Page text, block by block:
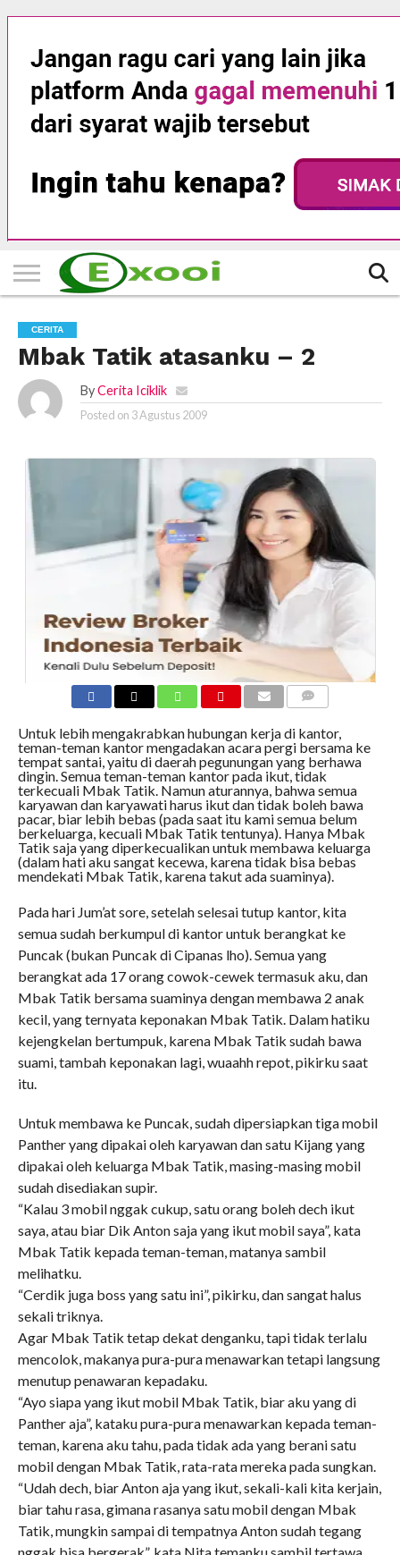
HOME
BERITA
BIODATA
CERITA
CERPEN
EKSKLUSIF
CERITA
Mbak Tatik atasanku – 2
By Cerita Iciklik
Posted on 3 Agustus 2009
Untuk lebih mengakrabkan hubungan kerja di kantor,
teman-teman kantor mengadakan acara pergi bersama ke
tempat santai, yaitu di daerah pegunungan yang berhawa
dingin. Semua teman-teman kantor pada ikut, tidak
terkecuali Mbak Tatik. Namun aturannya, bahwa semua
karyawan dan karyawati harus ikut dan tidak boleh bawa
pacar, biar lebih bebas (pada saat itu kami semua belum
berkeluarga, kecuali Mbak Tatik tentunya). Hanya Mbak
Tatik saja yang diperkecualikan untuk membawa keluarga
(dalam hati aku sangat kecewa, karena tidak bisa bebas
mendekati Mbak Tatik, karena takut ada suaminya).
Pada hari Jum’at sore, setelah selesai tutup kantor, kita
semua sudah berkumpul di kantor untuk berangkat ke
Puncak (bukan Puncak di Cipanas lho). Semua yang
berangkat ada 17 orang cowok-cewek termasuk aku, dan
Mbak Tatik bersama suaminya dengan membawa 2 anak
kecil, yang ternyata keponakan Mbak Tatik. Dalam hatiku
kejengkelan bertumpuk, karena Mbak Tatik sudah bawa
suami, tambah keponakan lagi, wuaahh repot, pikirku saat
itu.
Untuk membawa ke Puncak, sudah dipersiapkan tiga mobil
Panther yang dipakai oleh karyawan dan satu Kijang yang
dipakai oleh keluarga Mbak Tatik, masing-masing mobil
sudah disediakan supir.
“Kalau 3 mobil nggak cukup, satu orang boleh dech ikut
saya, atau biar Dik Anton saja yang ikut mobil saya”, kata
Mbak Tatik kepada teman-teman, matanya sambil
melihatku.
“Cerdik juga boss yang satu ini”, pikirku, dan sangat halus
sekali triknya.
Agar Mbak Tatik tetap dekat denganku, tapi tidak terlalu
mencolok, makanya pura-pura menawarkan tetapi langsung
menutup penawaran kepadaku.
“Ayo siapa yang ikut mobil Mbak Tatik, biar aku yang di
Panther aja”, kataku pura-pura menawarkan kepada teman-
teman, karena aku tahu, pada tidak ada yang berani satu
mobil dengan Mbak Tatik, rata-rata mereka pada sungkan.
“Udah dech, biar Anton aja yang ikut, sekali-kali kita kerjain,
biar tahu rasa, gimana rasanya satu mobil dengan Mbak
Tatik, mungkin sampai di tempatnya Anton sudah tegang